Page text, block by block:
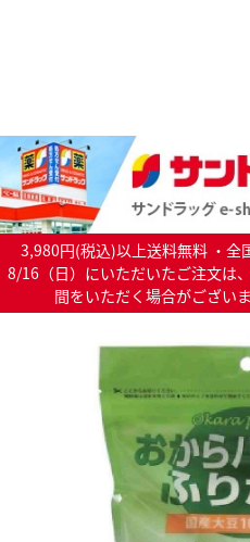
3,980円(税込)以上送料無料 ・
8/16（日）にいただいたご注文は
間をいただく場合がござい